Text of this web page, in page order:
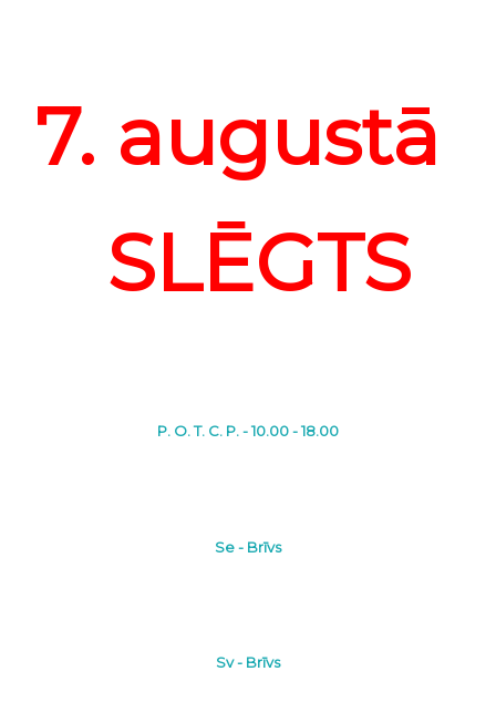
7. augustā
SLĒGTS
P. O. T. C. P. - 10.00 - 18.00
Se - Brīvs
Sv - Brīvs